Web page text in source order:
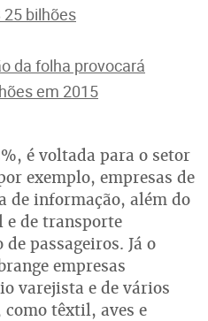
25 bilhões
da folha provocará
em 2015
é voltada para o setor
exemplo, empresas de
de informação, além do
e de transporte
passageiros. Já o
empresas
varejista e de vários
têxtil, aves e